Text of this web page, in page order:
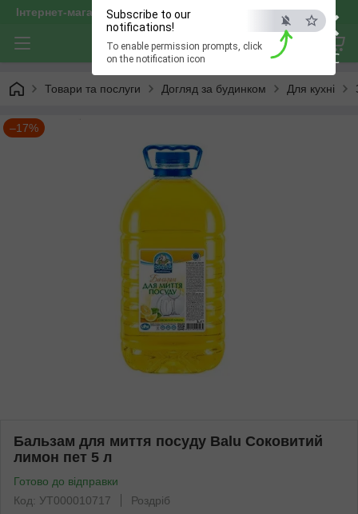
×
ESC
Subscribe to our
notifications!
To enable permission prompts, click
on the notification icon
Інтернет-магазин "optservis"
Товари та послуги Догляд за будинком Для кухні
–17%
Бальзам для миття посуду Balu Соковитий
лимон пет 5 л
Готово до відправки
Код: УТ000010717
Роздріб